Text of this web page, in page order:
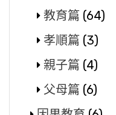
教育篇 (64)
孝順篇 (3)
親子篇 (4)
父母篇 (6)